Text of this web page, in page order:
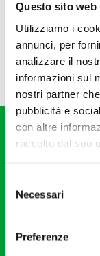
Questo sito
Utilizziamo i
annunci, per
analizzare il
informazioni sul
nostri partner
pubblicità e
con altre
raccolto dal suo
delNecessari
Preferenze
20121 Milano